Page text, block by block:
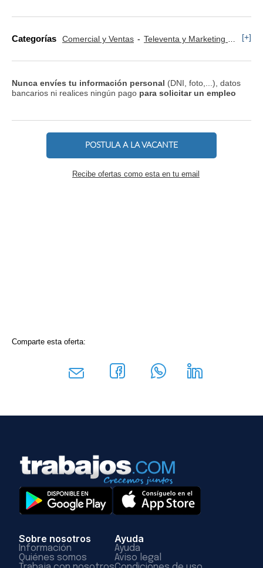
Categorías Comercial y Ventas Televenta y Marketing Telefónico [+]
Nunca envíes tu información personal (DNI, foto,...), datos
bancarios ni realices ningún pago para solicitar un empleo
POSTULA A LA VACANTE
Recibe ofertas como esta en tu email
Comparte esta oferta:
Sobre nosotros
Información
Quiénes somos
Ayuda
Ayuda
Aviso legal